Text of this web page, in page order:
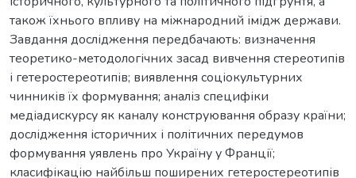
також їхнього впливу на міжнародний імідж держави.
Завдання дослідження передбачають: визначення
теоретико-методологічних засад вивчення стереотипів
і гетеростереотипів; виявлення соціокультурних
чинників їх формування; аналіз специфіки
медіадискурсу як каналу конструювання образу країни;
дослідження історичних і політичних передумов
формування уявлень про Україну у Франції;
класифікацію найбільш поширених гетеростереотипів